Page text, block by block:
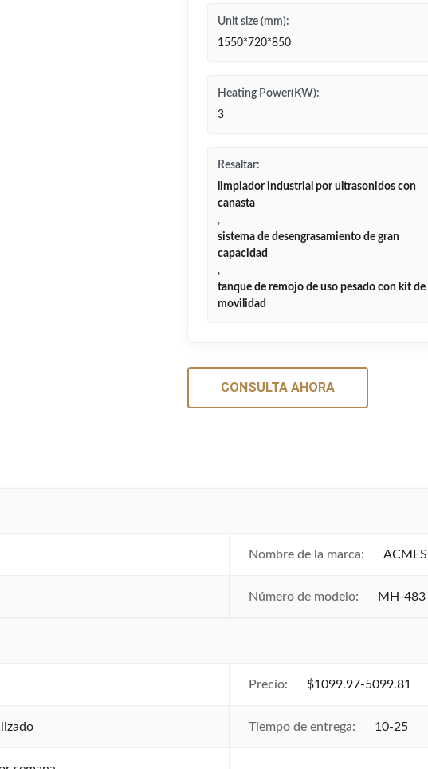
Unit size (mm):
1550*720*850
Heating Power(KW):
3
Resaltar:
limpiador industrial por ultrasonidos con
canasta
,
sistema de desengrasamiento de gran
capacidad
,
tanque de remojo de uso pesado con kit de
movilidad
CONSULTA AHORA
Nombre de la marca:
Número de modelo: MH-483
Precio: $1099.97-5099.81
Tiempo de entrega: 10-25